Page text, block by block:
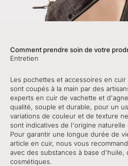
Comment prendre soin de votre
Entretien
Les pochettes et accessoires en
sont coupés à la main par des
experts en cuir de vachette et
qualité, souple et durable, pour un
variations de couleur et de texture
sont indicatives de l'origine naturelle
Pour garantir une longue durée de
article en cuir, nous vous
avec des substances à base d'huile,
cosmétiques.